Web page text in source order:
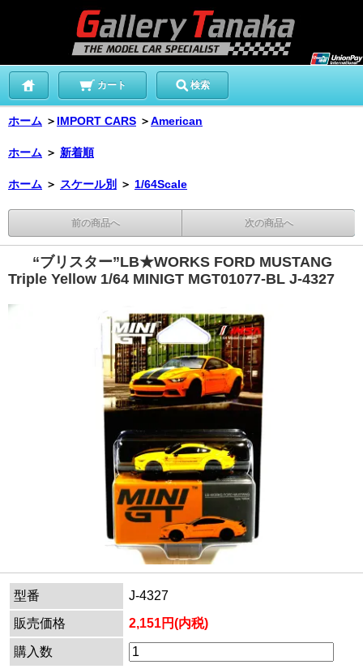
カート 検索
ホーム ＞ IMPORT CARS ＞American
ホーム ＞ 新着順
ホーム ＞ スケール別 ＞ 1/64Scale
前の商品へ 次の商品へ
“ブリスター”LB★WORKS FORD MUSTANG
Triple Yellow 1/64 MINIGT MGT01077-BL J-4327
型番
J-4327
販売価格
2,151円(内税)
購入数